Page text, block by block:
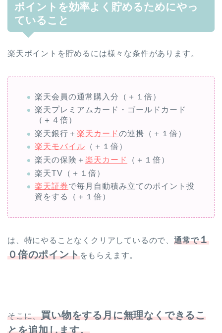
ポイントを効率よく貯めるためにやっ
ていること
楽天ポイントを貯めるには様々な条件があります。
楽天会員の通常購入分（＋１倍）
楽天プレミアムカード・ゴールドカード
（＋４倍）
楽天銀行＋ 楽天カードの連携（＋１倍）
楽天モバイル （＋１倍）
楽天の保険＋ 楽天カード
（＋１倍）
楽天TV（＋１倍）
楽天証券で毎月自動積み立てのポイント投
資をする（＋１倍）
は、特にやることなくクリアしているので、 通常で１
０倍のポイントをもらえます。
そこに、買い物をする月に無理なくできるこ
とを追加します。